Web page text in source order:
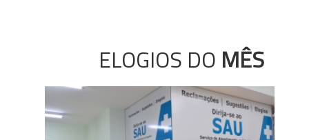
ELOGIOS DO MÊS